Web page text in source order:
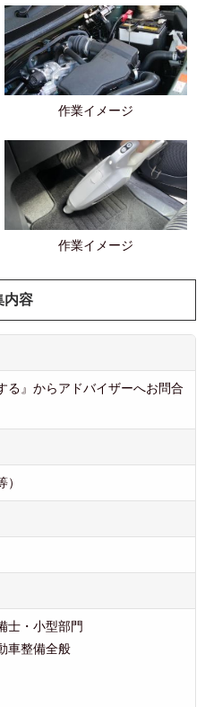
作業イメージ
作業イメージ
内容
る』からアドバイザーへお問合
士・小型部門
車整備全般